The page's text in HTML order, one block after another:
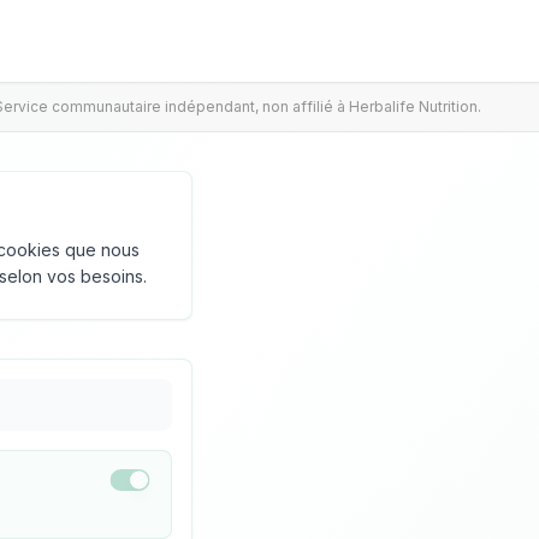
communautaire indépendant, non affilié à Herbalife Nutrition.
que nous
vos besoins.